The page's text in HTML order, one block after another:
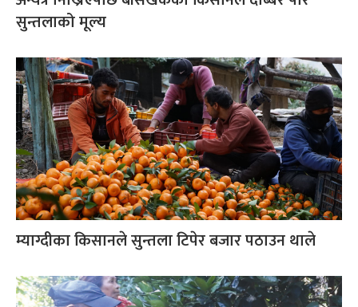
सुन्तलाको मूल्य
म्याग्दीका किसानले सुन्तला टिपेर बजार पठाउन थाले